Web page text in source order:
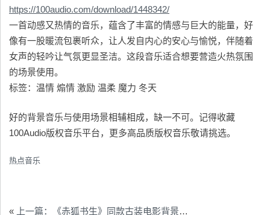
https://100audio.com/download/1448342/
一首动感又热情的音乐，蕴含了丰富的情感与巨大的能量，好
像有一股暖流包裹听众，让人发自内心的安心与愉悦，伴随着
女声的轻吟让气氛更显圣洁。这段音乐适合想要营造火热氛围
的场景使用。
标签：温情 煽情 激励 温柔 魔力 冬天
好的背景音乐与使用场景相辅相成，缺一不可。记得收藏
100Audio版权音乐平台，更多高品质版权音乐敬请挑选。
热点音乐
« 上一篇：《赤狐书生》同款古装电影背景音乐推荐